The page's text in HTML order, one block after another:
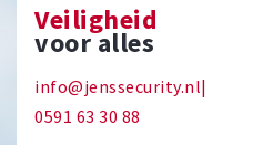
Veiligheid
voor alles
info@jenssecurity.nl|
0591 63 30 88